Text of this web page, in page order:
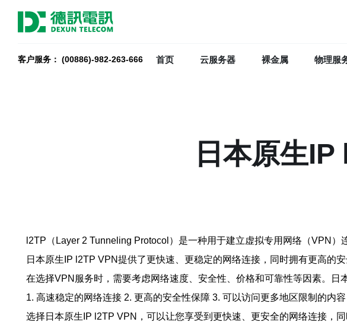
客户服务： (00886)-982-263-666 首页 云服务器 裸金属 物理服
日本原生
l2TP（Layer 2 Tunneling Protocol）是一种用于建立虚拟专用网络（VPN
日本原生IP l2TP VPN提供了更快速、更稳定的网络连接，同时拥有更高的
在选择VPN服务时，需要考虑网络速度、安全性、价格和可靠性等因素。
1. 高速稳定的网络连接 2. 更高的安全性保障 3. 可以访问更多地区限制的内
选择日本原生IP l2TP VPN，可以让您享受到更快速、更安全的网络连接，